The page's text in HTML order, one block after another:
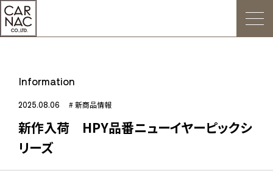
トップ
ごあいさつ
Web発注について
お知らせ
会社概要
Information
2025.08.06 # 新商品情報
新作入荷 HPY品番ニューイヤーピックシ
リーズ